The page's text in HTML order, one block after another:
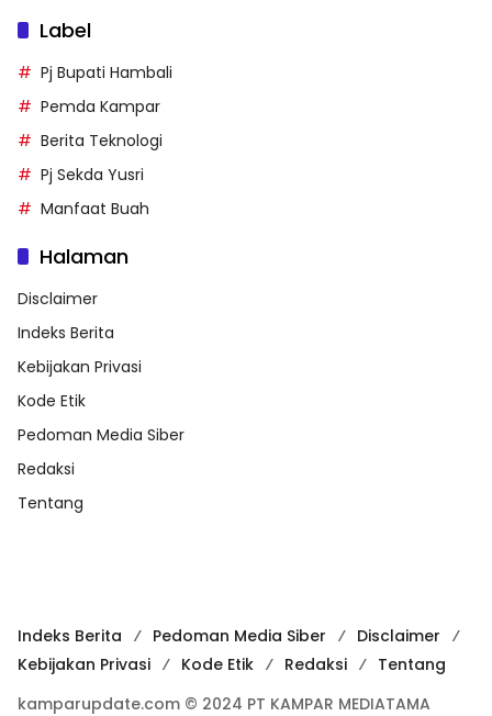
Label
Pj Bupati Hambali
Pemda Kampar
Berita Teknologi
Pj Sekda Yusri
Manfaat Buah
Halaman
Disclaimer
Indeks Berita
Kebijakan Privasi
Kode Etik
Pedoman Media Siber
Redaksi
Tentang
Indeks Berita Pedoman Media Siber
Disclaimer
Kebijakan Privasi
Kode Etik Redaksi
Tentang
kamparupdate.com © 2024 PT KAMPAR MEDIATAMA